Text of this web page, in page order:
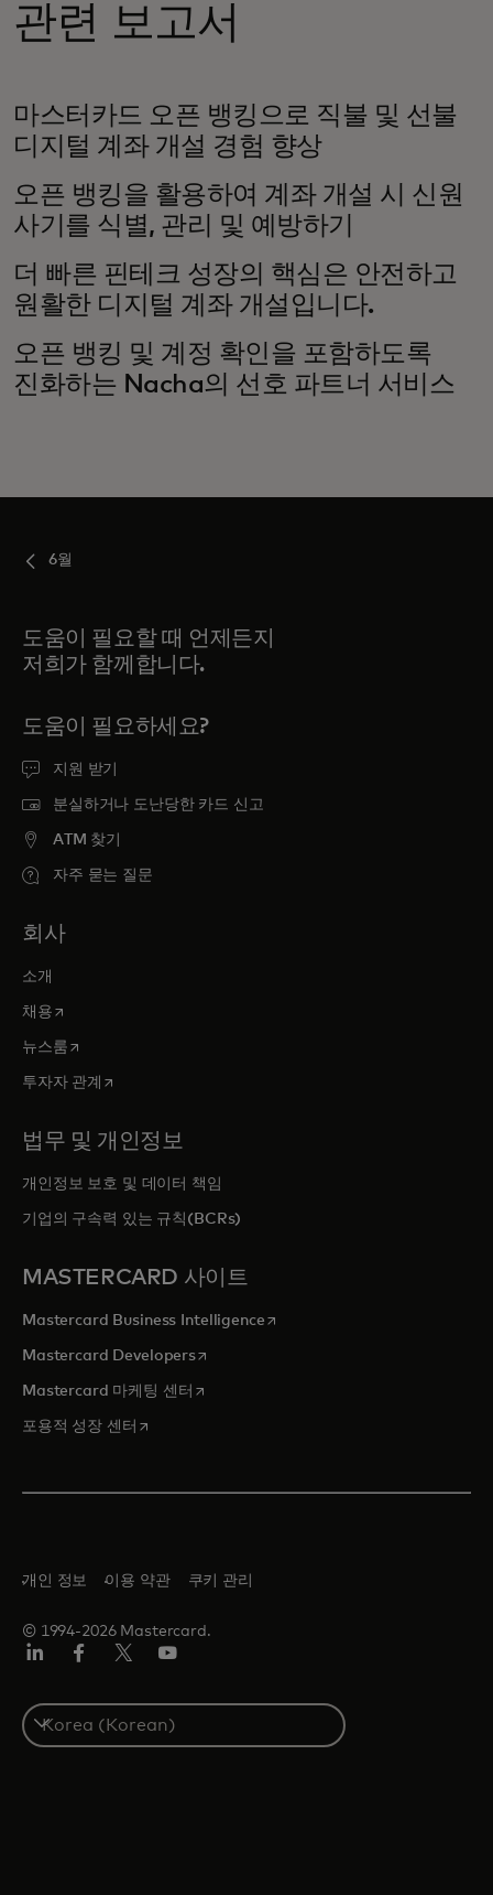
관련 보고서
마스터카드 오픈 뱅킹으로 직불 및 선불
디지털 계좌 개설 경험 향상
오픈 뱅킹을 활용하여 계좌 개설 시 신원
사기를 식별, 관리 및 예방하기
더 빠른 핀테크 성장의 핵심은 안전하고
원활한 디지털 계좌 개설입니다.
오픈 뱅킹 및 계정 확인을 포함하도록
진화하는 Nacha의 선호 파트너 서비스
6월
도움이 필요할 때 언제든지
저희가 함께합니다.
도움이 필요하세요?
지원 받기
분실하거나 도난당한 카드 신고
ATM 찾기
자주 묻는 질문
회사
소개
채용새 탭에서 열림
뉴스룸새 탭에서 열림
투자자 관계 새 탭에서 열림
법무 및 개인정보
개인정보 보호 및 데이터 책임
기업의 구속력 있는 규칙(BCRs)
MASTERCARD 사이트
Mastercard Business Intelligence새 탭에서 열림
Mastercard Developers새 탭에서 열림
Mastercard 마케팅 센터 새 탭에서 열림
포용적 성장 센터 새 탭에서 열림
© 1994-2026 Mastercard.
개인 정보 이용 약관 쿠키 관리
S
e
In
ook
터/
X
브